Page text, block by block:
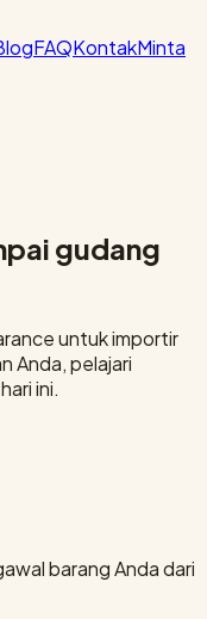
FAQKontakMinta
gudang
untuk importir
Anda, pelajari
ini.
barang Anda dari